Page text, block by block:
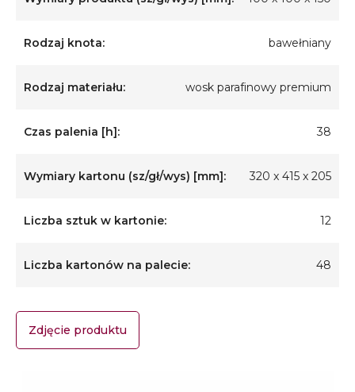
Rodzaj knota: bawełniany
Rodzaj materiału: wosk parafinowy premium
Czas palenia [h]: 38
Wymiary kartonu (sz/gł/wys) [mm]: 320 x 415 x 205
Liczba sztuk w kartonie: 12
Liczba kartonów na palecie: 48
Zdjęcie produktu